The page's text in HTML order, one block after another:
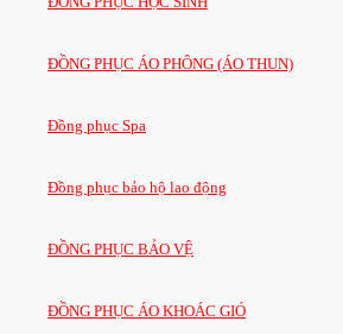
ĐỒNG PHỤC ÁO PHÔNG (ÁO THUN)
Đồng phục Spa
Đồng phục bảo hộ lao động
ĐỒNG PHỤC BẢO VỆ
ĐỒNG PHỤC ÁO KHOÁC GIÓ